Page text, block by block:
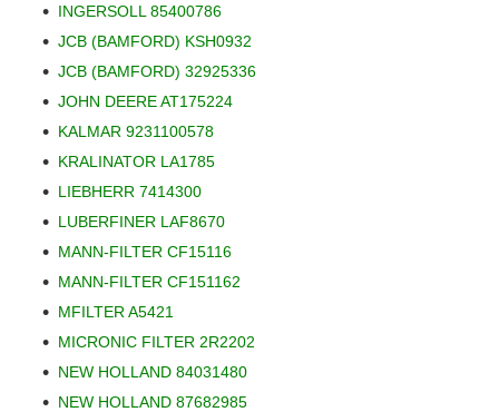
INGERSOLL 85400786
JCB (BAMFORD) KSH0932
JCB (BAMFORD) 32925336
JOHN DEERE AT175224
KALMAR 9231100578
KRALINATOR LA1785
LIEBHERR 7414300
LUBERFINER LAF8670
MANN-FILTER CF15116
MANN-FILTER CF151162
MFILTER A5421
MICRONIC FILTER 2R2202
NEW HOLLAND 84031480
NEW HOLLAND 87682985